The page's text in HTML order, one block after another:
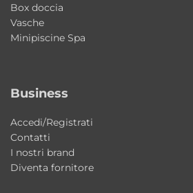
Box doccia
Vasche
Minipiscine Spa
Business
Accedi/Registrati
Contatti
I nostri brand
Diventa fornitore